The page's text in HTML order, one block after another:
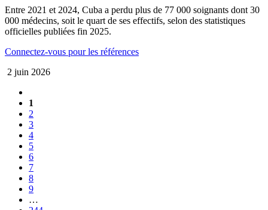
Entre 2021 et 2024, Cuba a perdu plus de 77 000 soignants dont 30
000 médecins, soit le quart de ses effectifs, selon des statistiques
officielles publiées fin 2025.
Connectez-vous pour les références
2 juin 2026
1
2
3
4
5
6
7
8
9
…